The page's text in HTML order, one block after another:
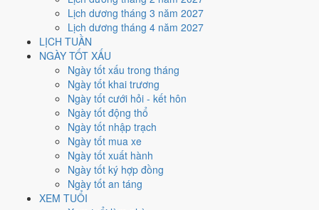
Lịch dương tháng 3 năm 2027
Lịch dương tháng 4 năm 2027
LỊCH TUẦN
NGÀY TỐT XẤU
Ngày tốt xấu trong tháng
Ngày tốt khai trương
Ngày tốt cưới hỏi - kết hôn
Ngày tốt động thổ
Ngày tốt nhập trạch
Ngày tốt mua xe
Ngày tốt xuất hành
Ngày tốt ký hợp đồng
Ngày tốt an táng
XEM TUỔI
Bàng Thổ. Tổng hòa, đây làNgày Bình Hòavới điểm trung bình
cho các việc quan trọng. Giờ Hoàng Đạo trong ngày:
Mão, Ngọ, Thân, Dậu
Ngày Dương
Tháng 8 năm 2026
Tháng 7 âm năm 2026
Tiết Xử Thử
Bính Tý